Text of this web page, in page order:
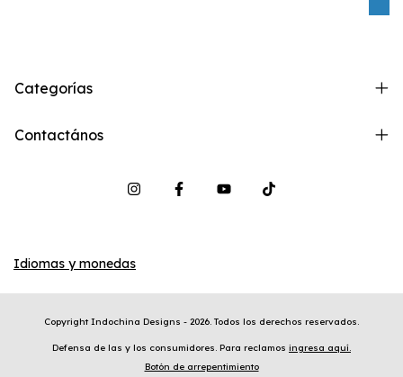
Categorías
Contactános
Idiomas y monedas
Copyright Indochina Designs - 2026. Todos los derechos reservados.
Defensa de las y los consumidores. Para reclamos ingresa aquí.
Botón de arrepentimiento